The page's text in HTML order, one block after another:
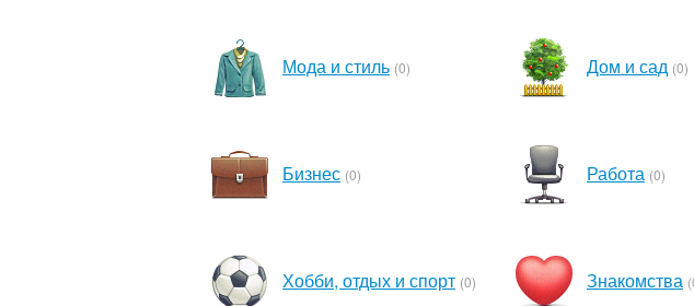
Мода и стиль (0) Дом и сад (0)
Бизнес (0) Работа (0)
Хобби, отдых и спорт (0) Знакомства